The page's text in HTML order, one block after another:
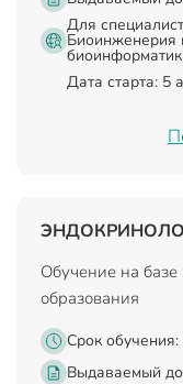
Для
Биоинженерия
Дата старта: 5
Обучение на
образования
Срок
Выдаваемый